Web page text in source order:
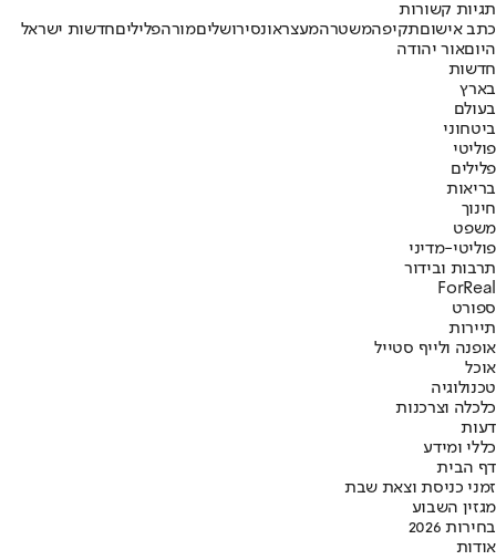
תגיות קשורות
כתב אישוםתקיפהמשטרהמעצראונסירושליםמורהפליליםחדשות ישראל
היוםאור יהודה
חדשות
בארץ
בעולם
ביטחוני
פוליטי
פלילים
בריאות
חינוך
משפט
פוליטי-מדיני
תרבות ובידור
ForReal
ספורט
תיירות
אופנה ולייף סטייל
אוכל
טכנולוגיה
כלכלה וצרכנות
דעות
כללי ומידע
דף הבית
זמני כניסת וצאת שבת
מגזין השבוע
בחירות 2026
אודות